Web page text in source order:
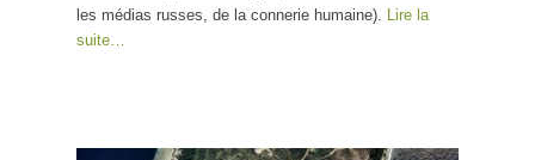
les médias russes, de la connerie humaine).
Lire la
suite…